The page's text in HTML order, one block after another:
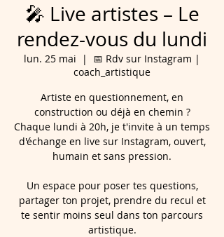
🎤 Live artistes – Le
rendez-vous du lundi
lun. 25 mai
  |
📅 Rdv sur Instagram |
coach_artistique
Artiste en questionnement, en
construction ou déjà en chemin ?
Chaque lundi à 20h, je t'invite à un temps
d'échange en live sur Instagram, ouvert,
humain et sans pression.
Un espace pour poser tes questions,
partager ton projet, prendre du recul et
te sentir moins seul dans ton parcours
artistique.